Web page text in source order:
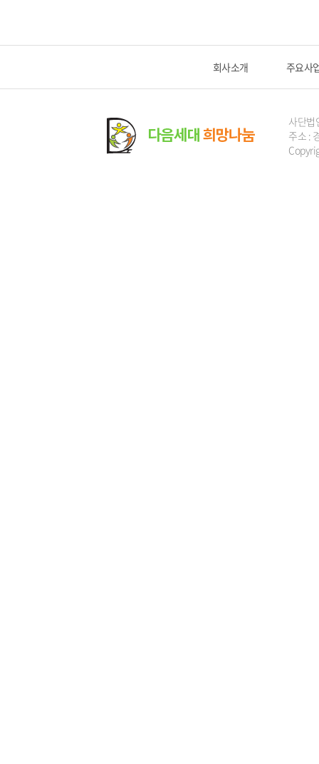
회사소개 주요사
사단법
주소 :